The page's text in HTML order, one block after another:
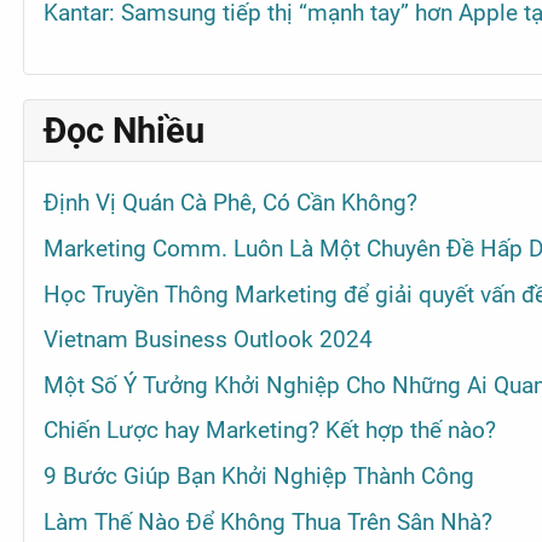
Kantar: Samsung tiếp thị “mạnh tay” hơn Apple
Đọc Nhiều
Định Vị Quán Cà Phê, Có Cần Không?
Marketing Comm. Luôn Là Một Chuyên Đề Hấp
Học Truyền Thông Marketing để giải quyết vấn
Vietnam Business Outlook 2024
Một Số Ý Tưởng Khởi Nghiệp Cho Những Ai
Chiến Lược hay Marketing? Kết hợp thế nào?
9 Bước Giúp Bạn Khởi Nghiệp Thành Công
Làm Thế Nào Để Không Thua Trên Sân Nhà?